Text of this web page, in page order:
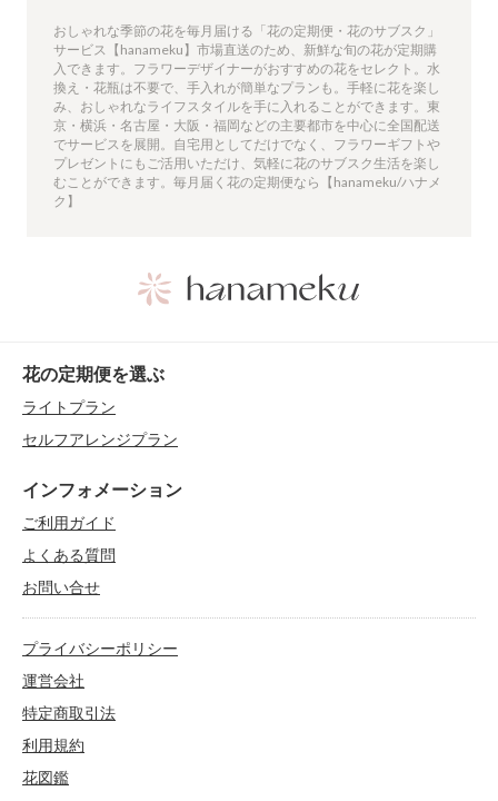
おしゃれな季節の花を毎月届ける「花の定期便・花のサブスク」
サービス【hanameku】市場直送のため、新鮮な旬の花が定期購
入できます。フラワーデザイナーがおすすめの花をセレクト。水
換え・花瓶は不要で、手入れが簡単なプランも。手軽に花を楽し
み、おしゃれなライフスタイルを手に入れることができます。東
京・横浜・名古屋・大阪・福岡などの主要都市を中心に全国配送
でサービスを展開。自宅用としてだけでなく、フラワーギフトや
プレゼントにもご活用いただけ、気軽に花のサブスク生活を楽し
むことができます。毎月届く花の定期便なら【hanameku/ハナメ
ク】
花の定期便を選ぶ
ライトプラン
セルフアレンジプラン
インフォメーション
ご利用ガイド
よくある質問
お問い合せ
プライバシーポリシー
運営会社
特定商取引法
利用規約
花図鑑